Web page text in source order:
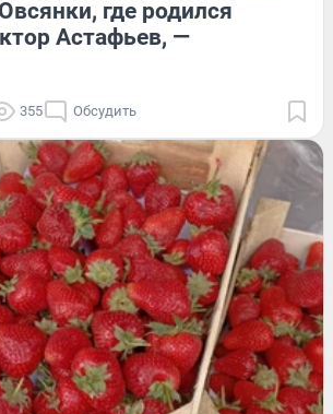
где родился
Астафьев, —
355 Обсудить